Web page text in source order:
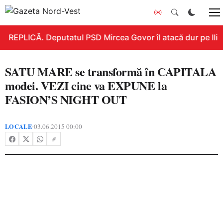
REPLICĂ. Deputatul PSD Mircea Govor îl atacă dur pe
SATU MARE se transformă în CAPITALA
modei. VEZI cine va EXPUNE la
FASION’S NIGHT OUT
LOCALE•03.06.2015 00:00